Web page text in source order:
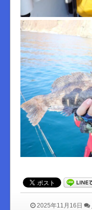
2025年11月16日